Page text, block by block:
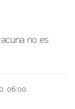
no es
06:00